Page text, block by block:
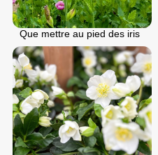
Que mettre au pied des iris